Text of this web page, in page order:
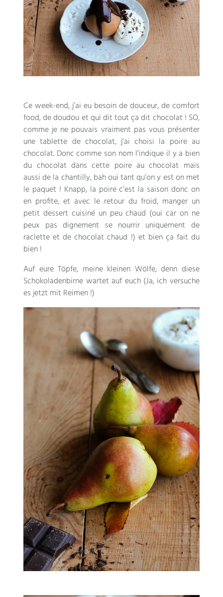
Ce week-end,j’ai eu besoin de douceur,de comfort
food,de doudou et qui dit tout ça dit chocolat ! SO,
comme je ne pouvais vraiment pas vous présenter
une tablette de chocolat,j’ai choisi la poire au
chocolat. Donc comme son nom l’indique il y a bien
du chocolat dans cette poire au chocolat mais
aussi de la chantilly,bah oui tant qu’on y est on met
le paquet ! Knapp, la poire c’est la saison donc on
en profite,et avec le retour du froid, manger un
petit dessert cuisiné un peu chaud (oui car on ne
peux pas dignement se nourrir uniquement de
raclette et de chocolat chaud !) et bien ça fait du
bien!
Auf eure Töpfe, meine kleinen Wölfe, denn diese
Schokoladenbirne wartet auf euch (Ja, ich versuche
es jetzt mit Reimen !)